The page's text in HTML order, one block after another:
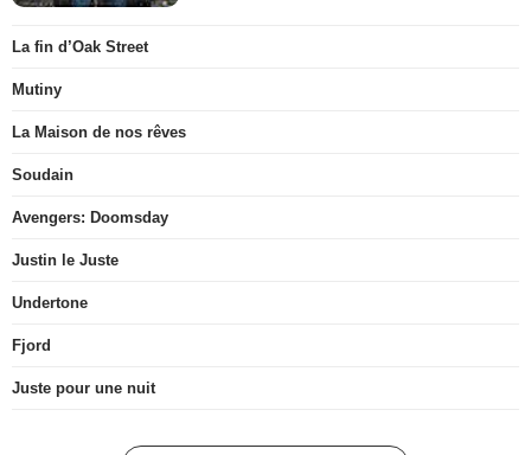
La fin d’Oak Street
Mutiny
La Maison de nos rêves
Soudain
Avengers: Doomsday
Justin le Juste
Undertone
Fjord
Juste pour une nuit